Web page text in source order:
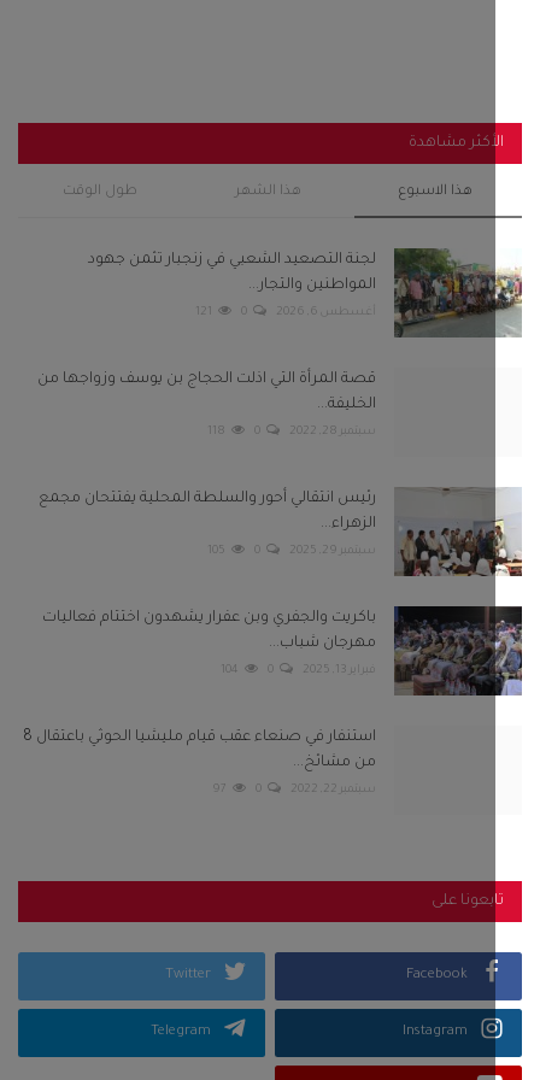
مشاهدة
هذا الاسبوع هذا الشهر طول الوقت
لجنة التصعيد الشعبي في زنجبار تثمن جهود
المواطنين والتجار...
أغسطس 6, 2026 0
121
قصة المرأة التي اذلت الحجاج بن يوسف وزواجها من
الخليفة...
0
118
رئيس انتقالي أحور والسلطة المحلية يفتتحان مجمع
الزهراء...
سبتمبر 29, 2025 0
105
باكريت والجفري وبن عفرار يشهدون اختتام فعاليات
مهرجان شباب...
فبراير 13, 2025 0
104
استنفار في صنعاء عقب قيام مليشيا الحوثي باعتقال 8
من مشائخ...
0
97
على
Facebook
Twitter
Instagram
Telegram